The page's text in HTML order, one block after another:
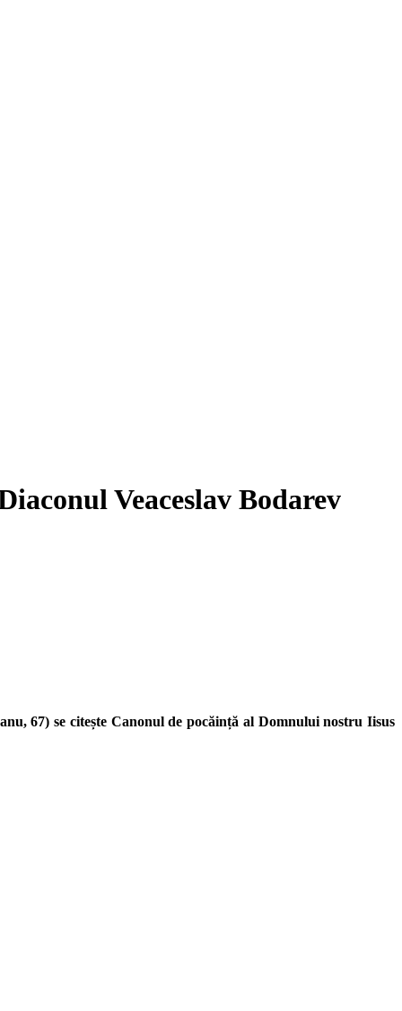
Veaceslav Bodarev
67) se citește Canonul de pocăință al Domnului nostru Iisus